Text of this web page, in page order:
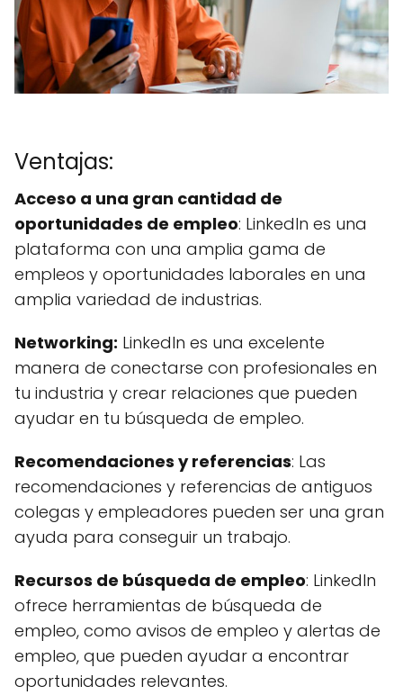
Ventajas:
Acceso a una gran cantidad de
oportunidades de empleo: LinkedIn es una
plataforma con una amplia gama de
empleos y oportunidades laborales en una
amplia variedad de industrias.
Networking: LinkedIn es una excelente
manera de conectarse con profesionales en
tu industria y crear relaciones que pueden
ayudar en tu búsqueda de empleo.
Recomendaciones y referencias: Las
recomendaciones y referencias de antiguos
colegas y empleadores pueden ser una gran
ayuda para conseguir un trabajo.
Recursos de búsqueda de empleo: LinkedIn
ofrece herramientas de búsqueda de
empleo, como avisos de empleo y alertas de
empleo, que pueden ayudar a encontrar
oportunidades relevantes.